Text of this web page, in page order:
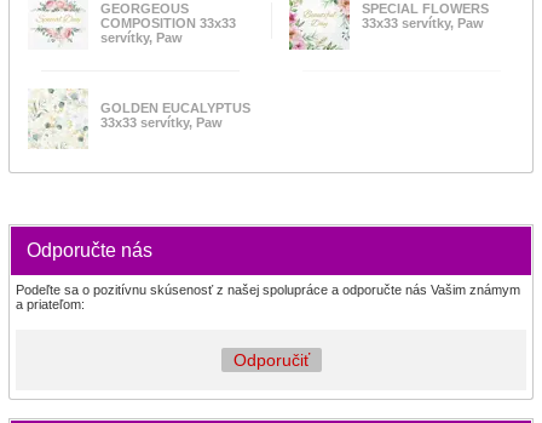
GEORGEOUS
COMPOSITION 33x33
servítky, Paw
SPECIAL FLOWERS
33x33 servítky, Paw
GOLDEN EUCALYPTUS
33x33 servítky, Paw
Odporučte nás
Podeľte sa o pozitívnu skúsenosť z našej spolupráce a odporučte nás Vašim známym
a priateľom:
Odporučiť